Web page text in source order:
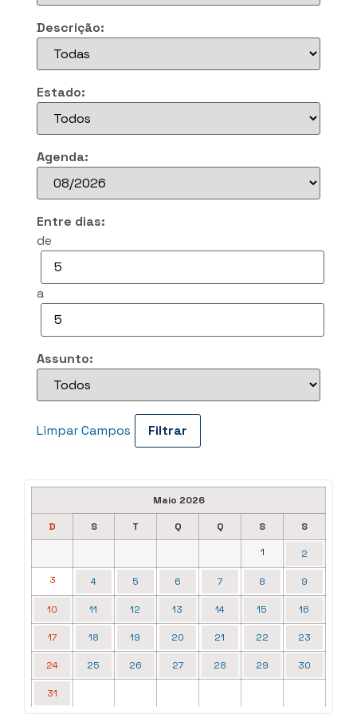
Descrição:
Estado:
Agenda:
Entre dias:
de
a
Assunto:
Limpar Campos
Maio 2026
D S T Q Q S
S
1
2
3 4 5 6 7 8 9
10 11 12 13 14 15 16
17 18 19 20 21 22 23
24 25 26 27 28 29 30
31